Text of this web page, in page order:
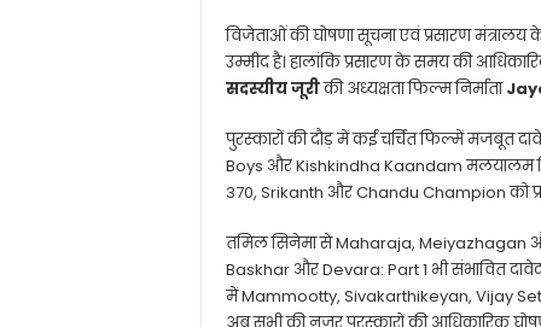
विजेताओं की घोषणा सूचना एवं प्रसारण मंत्रालय
उम्मीद है। हालांकि प्रसारण के समय की
सदस्यीय जूरीकी अध्यक्षता फिल्म निर्माता
पुरस्कारों की दौड़ में कई चर्चित फिल्में मजबूत
Boys औरKishkindha Kaandam मलयालम
370, Srikanth औरChandu Championको
तमिल सिनेमा सेMaharaja, Meiyazhagan
Baskhar औरDevara: Part 1 भी संभावित
मेंMammootty, Sivakarthikeyan, Vijay